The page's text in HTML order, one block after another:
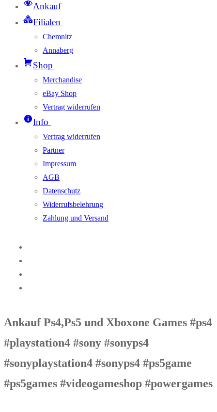
Ankauf
Filialen
Chemnitz
Annaberg
Shop
Merchandise
eBay Shop
Vertrag widerrufen
Info
Vertrag widerrufen
Partner
Impressum
AGB
Datenschutz
Widerrufsbelehrung
Zahlung und Versand
Ankauf Ps4,Ps5 und Xboxone Games #ps4
#playstation4 #sony #sonyps4
#sonyplaystation4 #sonyps4 #ps5game
#ps5games #videogameshop #powergames